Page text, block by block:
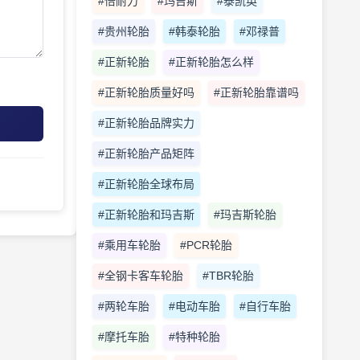
#贵州轮胎 #韩泰轮胎 #邓禄普
#正新轮胎 #正新轮胎怎么样
#正新轮胎质量好吗 #正新轮胎靠谱吗
#正新轮胎品牌实力
#正新轮胎产品矩阵
#正新轮胎全球布局
#正新轮胎和玛吉斯 #玛吉斯轮胎
#乘用车轮胎 #PCR轮胎
#全钢卡客车轮胎 #TBR轮胎
#两轮车胎 #电动车胎 #自行车胎
#摩托车胎 #特种轮胎